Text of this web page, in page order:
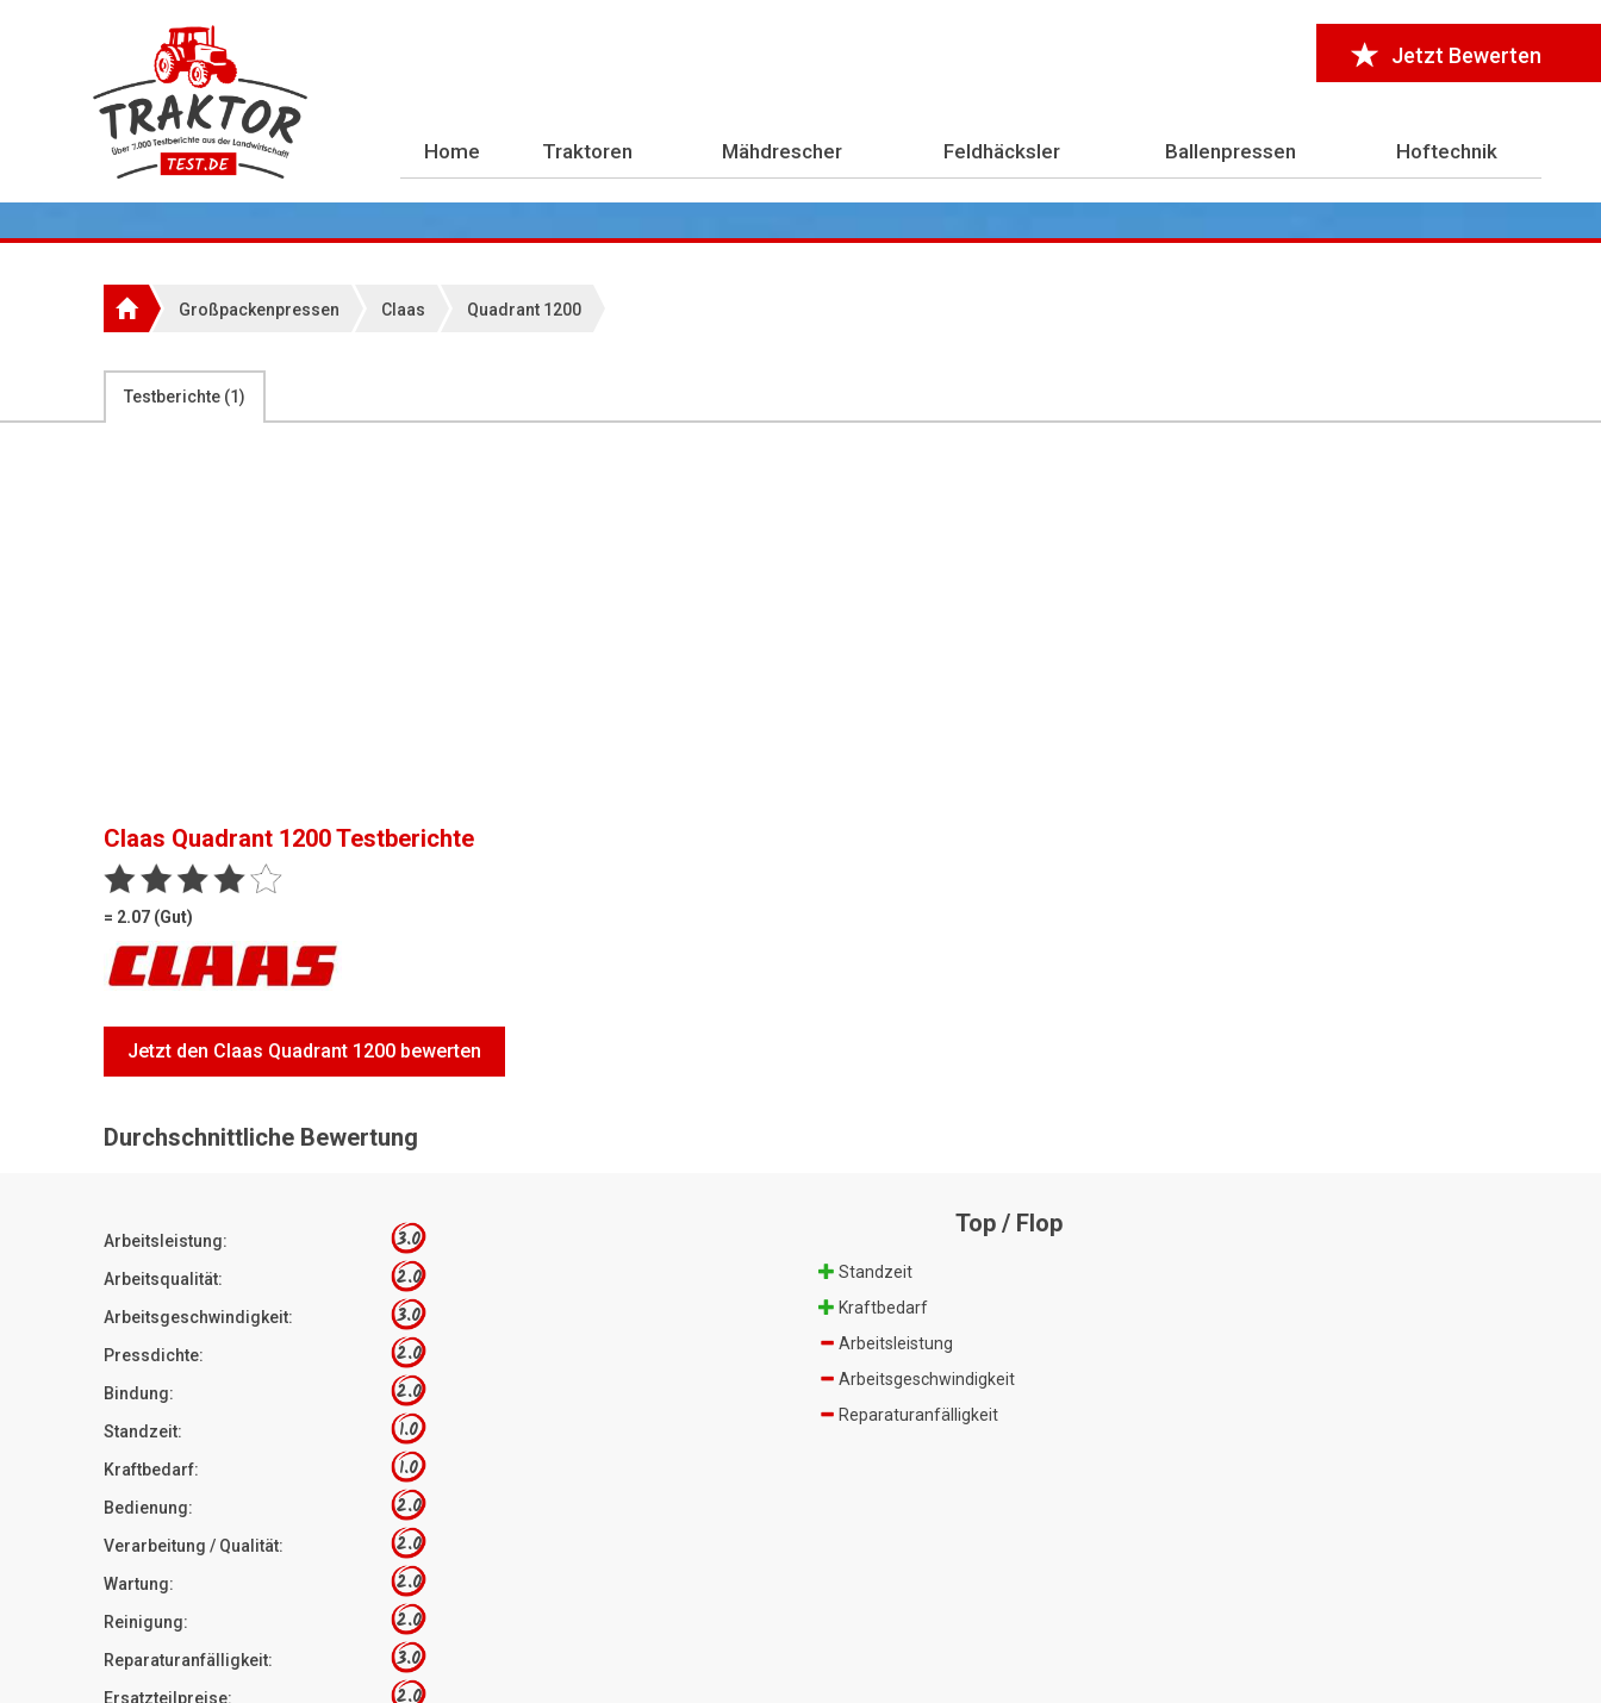
Jetzt Bewerten
Home Traktoren Mähdrescher Feldhäcksler Ballenpressen Hoftechnik
Großpackenpressen Claas Quadrant 1200
Testberichte (1)
Claas Quadrant 1200Testberichte
= 2.07 (Gut)
Jetzt den Claas Quadrant 1200 bewerten
Durchschnittliche Bewertung
Arbeitsleistung: 3.0
Arbeitsqualität: 2.0
Arbeitsgeschwindigkeit: 3.0
Pressdichte: 2.0
Bindung: 2.0
Standzeit: 1.0
Kraftbedarf: 1.0
Bedienung: 2.0
Verarbeitung / Qualität: 2.0
Wartung: 2.0
Reinigung: 2.0
Reparaturanfälligkeit: 3.0
Ersatzteilpreise: 2.0
Top / Flop
Standzeit
Kraftbedarf
Arbeitsleistung
Arbeitsgeschwindigkeit
Reparaturanfälligkeit